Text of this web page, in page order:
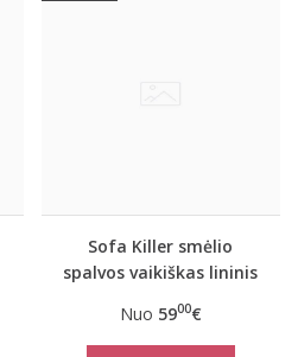
Sofa Killer smėlio
spalvos vaikiškas lininis
Nuo 5900€